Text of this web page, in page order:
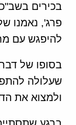
בכירים
פרג', נאמנו
להיפגש עם
בסופו של
שעלולה
ולמצוא את